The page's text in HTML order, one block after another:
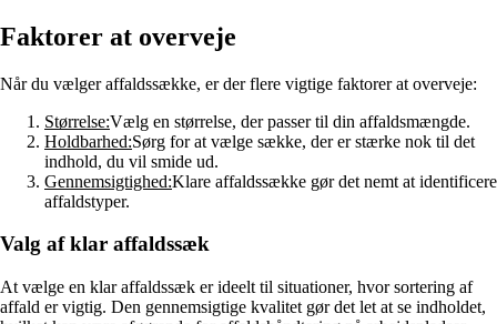
Faktorer at overveje
Når du vælger affaldssække, er der flere vigtige faktorer at overveje:
Størrelse:Vælg en størrelse, der passer til din affaldsmængde.
Holdbarhed:Sørg for at vælge sække, der er stærke nok til det
indhold, du vil smide ud.
Gennemsigtighed:Klare affaldssække gør det nemt at identificere
affaldstyper.
Valg af klar affaldssæk
At vælge en klar affaldssæk er ideelt til situationer, hvor sortering af
affald er vigtig. Den gennemsigtige kvalitet gør det let at se indholdet,